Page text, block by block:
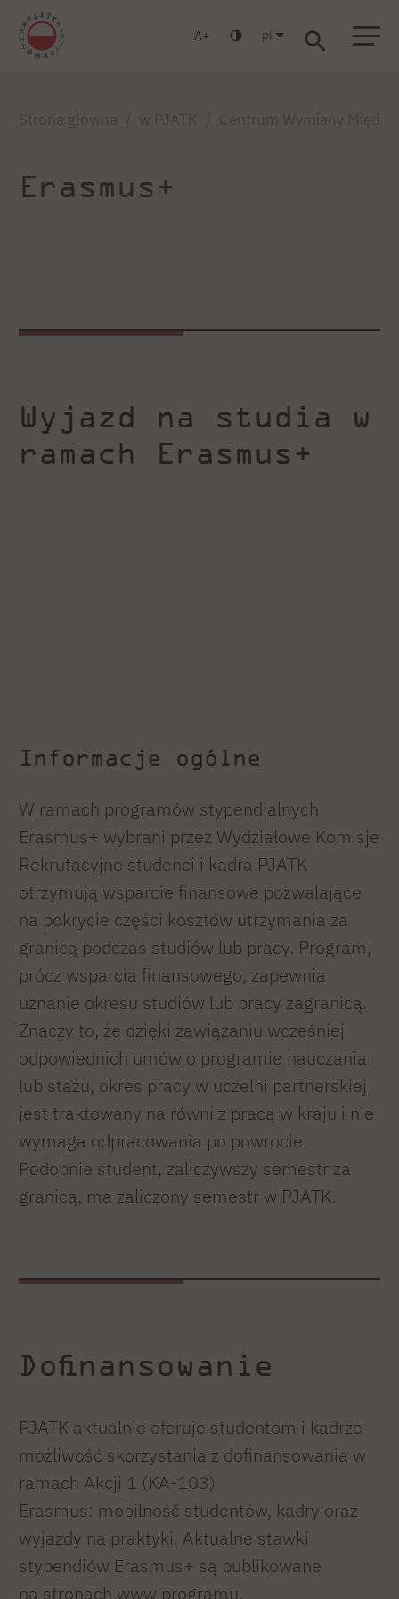
A pl
Erasmus+
Wyjazd na studia w
ramach Erasmus+
Informacje ogólne
W ramach programów stypendialnych
Erasmus+ wybrani przez Wydziałowe Komisje
Rekrutacyjne studenci i kadra PJATK
otrzymują wsparcie finansowe pozwalające
na pokrycie części kosztów utrzymania za
granicą podczas studiów lub pracy. Program,
prócz wsparcia finansowego, zapewnia
uznanie okresu studiów lub pracy zagranicą.
Znaczy to, że dzięki zawiązaniu wcześniej
odpowiednich umów o programie nauczania
lub stażu, okres pracy w uczelni partnerskiej
jest traktowany na równi z pracą w kraju i nie
wymaga odpracowania po powrocie.
Podobnie student, zaliczywszy semestr za
granicą, ma zaliczony semestr w PJATK.
Dofinansowanie
PJATK aktualnie oferuje studentom i kadrze
możliwość skorzystania z dofinansowania w
ramach Akcji 1 (KA-103)
Erasmus: mobilność studentów, kadry oraz
wyjazdy na praktyki. Aktualne stawki
stypendiów Erasmus+ są publikowane
na stronach www programu.